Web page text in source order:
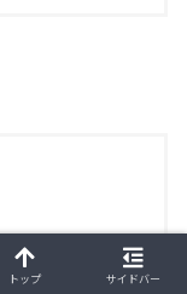
トップ サイドバー